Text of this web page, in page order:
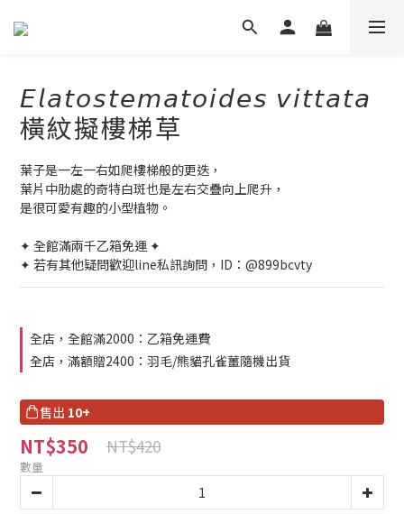
𝘌𝘭𝘢𝘵𝘰𝘴𝘵𝘦𝘮𝘢𝘵𝘰𝘪𝘥𝘦𝘴 𝘷𝘪𝘵𝘵𝘢𝘵𝘢
橫紋擬樓梯草
葉子是一左一右如爬樓梯般的更迭，
葉片中肋處的奇特白斑也是左右交疊向上爬升，
是很可愛有趣的小型植物。
✦ 全館滿兩千乙箱免運 ✦
✦ 若有其他疑問歡迎line私訊詢問，ID：@899bcvty
全店，全館滿2000：乙箱免運費
全店，滿額贈2400：羽毛/熊貓孔雀薑隨機出貨
售出 10+
NT$350 NT$420
數量